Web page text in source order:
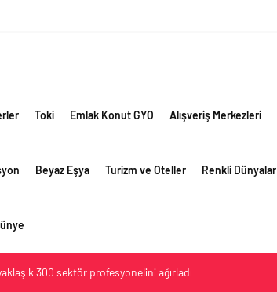
Toki Emlak Konut GYO Alışveriş Merkezleri
Beyaz Eşya Turizm ve Oteller Renkli Dünyalar
300 sektör profesyonelini ağırladı
vizyonuyla bayilerinin kurumsal gelişimini destekliyor